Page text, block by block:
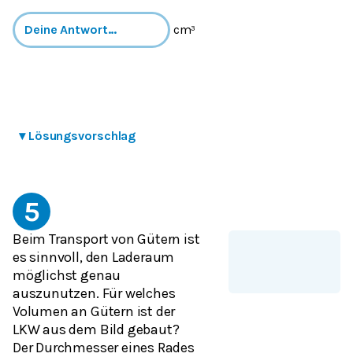
cm³
▾ Lösungsvorschlag
5
Beim Transport von Gütern ist
es sinnvoll, den Laderaum
möglichst genau
auszunutzen. Für welches
Volumen an Gütern ist der
LKW aus dem Bild gebaut?
Der Durchmesser eines Rades